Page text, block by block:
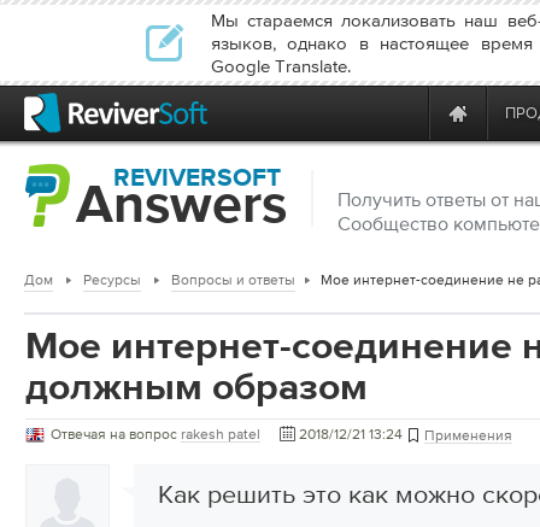
Мы стараемся локализовать наш
языков, однако в настоящее время
Google Translate.
REVIVERSOFT
Answers
Получить ответы от
Сообщество
Дом Ресурсы Вопросы и ответы
Мое интернет-соединение
должным образом
Отвечая на вопрос rakesh patel 2018/12/21 13:24 Применения
Как решить это как можно